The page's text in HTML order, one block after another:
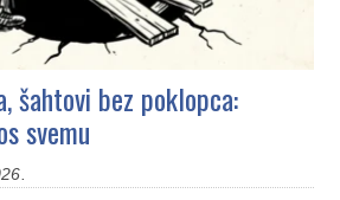
šahtovi bez poklopca:
svemu